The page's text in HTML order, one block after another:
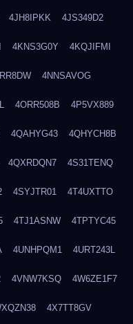
4JH8IPKK 4JS349D2
4KNS3G0Y 4KQJIFMI
4NNSAVOG
4ORR508B 4P5VX889
4QAHYG43 4QHYCH8B
4QXRDQN7 4S31TENQ
4SYJTR01 4T4UXTTO
4TJ1ASNW 4TPTYC45
4UNHPQM1 4URT243L
4VNW7KSQ 4W6ZE1F7
4X7TT8GV